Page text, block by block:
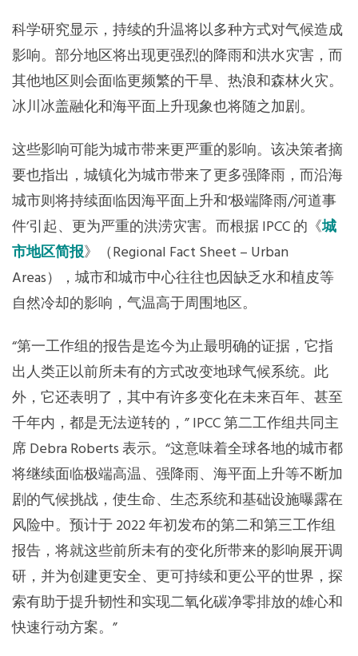
科学研究显示，持续的升温将以多种方式对气候造成
影响。部分地区将出现更强烈的降雨和洪水灾害，而
其他地区则会面临更频繁的干旱、热浪和森林火灾。
冰川冰盖融化和海平面上升现象也将随之加剧。
这些影响可能为城市带来更严重的影响。该决策者摘
要也指出，城镇化为城市带来了更多强降雨，而沿海
城市则将持续面临因海平面上升和‘极端降雨/河道事
件’引起、更为严重的洪涝灾害。而根据 IPCC 的《城
市地区简报》（Regional Fact Sheet – Urban
Areas），城市和城市中心往往也因缺乏水和植皮等
自然冷却的影响，气温高于周围地区。
“第一工作组的报告是迄今为止最明确的证据，它指
出人类正以前所未有的方式改变地球气候系统。此
外，它还表明了，其中有许多变化在未来百年、甚至
千年内，都是无法逆转的，” IPCC 第二工作组共同主
席 Debra Roberts 表示。“这意味着全球各地的城市都
将继续面临极端高温、强降雨、海平面上升等不断加
剧的气候挑战，使生命、生态系统和基础设施曝露在
风险中。预计于 2022 年初发布的第二和第三工作组
报告，将就这些前所未有的变化所带来的影响展开调
研，并为创建更安全、更可持续和更公平的世界，探
索有助于提升韧性和实现二氧化碳净零排放的雄心和
快速行动方案。”